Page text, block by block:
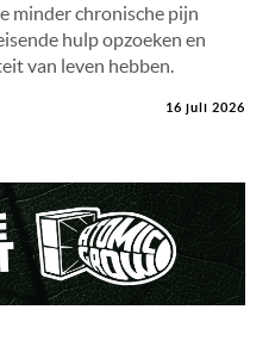
minder chronische pijn
hulp opzoeken en
van leven hebben.
16 juli 2026